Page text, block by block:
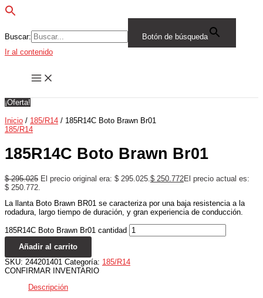
Buscar:
Botón de búsqueda
Ir al contenido
¡Oferta!
Inicio / 185/R14 / 185R14C Boto Brawn Br01
185/R14
185R14C Boto Brawn Br01
$295.025 El precio original era: $ 295.025. $ 250.772El precio actual es:
$ 250.772.
La llanta Boto Brawn BR01 se caracteriza por una baja resistencia a la
rodadura, largo tiempo de duración, y gran experiencia de conducción.
185R14C Boto Brawn Br01 cantidad
Añadir al carrito
SKU: 244201401 Categoría: 185/R14
CONFIRMAR INVENTARIO
Descripción